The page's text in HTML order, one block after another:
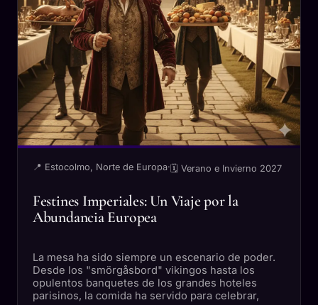
📍 Estocolmo, Norte de Europa· 🗓 Verano e Invierno 2027
Festines Imperiales: Un Viaje por la
Abundancia Europea
La mesa ha sido siempre un escenario de poder.
Desde los "smörgåsbord" vikingos hasta los
opulentos banquetes de los grandes hoteles
parisinos, la comida ha servido para celebrar,